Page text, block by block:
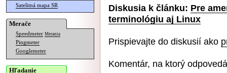
Satelitná mapa SR
Merače
Speedmeter Merania
Pingmeter
Googlemeter
Hľadanie
Diskusia k článku: Pre
terminológiu aj Linux
Prispievajte do diskusií ako
Komentár, na ktorý